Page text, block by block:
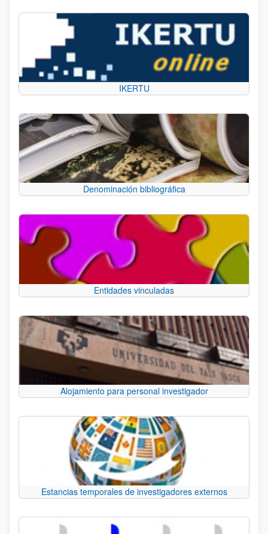
IKERTU
Denominación bibliográfica
Entidades vinculadas
Alojamiento para personal investigador
Estancias temporales de investigadores externos